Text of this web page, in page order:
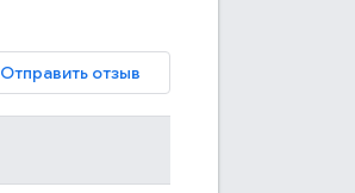
Отправить отзыв